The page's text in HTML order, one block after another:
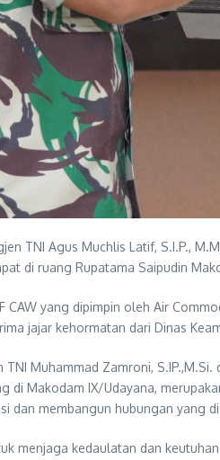
TNI Agus Muchlis Latif, S.I.P.,
di ruang Rupatama Saipudin
CAW yang dipimpin oleh Air
jajar kehormatan dari Dinas
Muhammad Zamroni,
di Makodam IX/Udayana,
dan membangun hubungan yang
menjaga kedaulatan dan